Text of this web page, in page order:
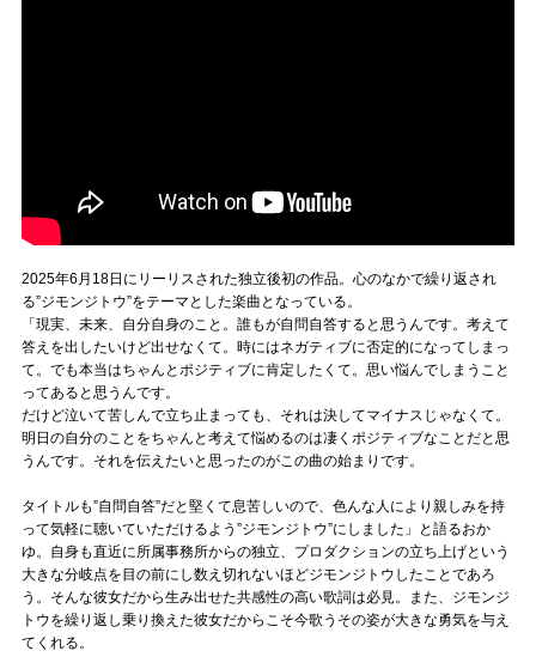
2025年6月18日にリーリスされた独立後初の作品。心のなかで繰り返され
る”ジモンジトウ”をテーマとした楽曲となっている。
「現実、未来、自分自身のこと。誰もが自問自答すると思うんです。考えて
答えを出したいけど出せなくて。時にはネガティブに否定的になってしまっ
て。でも本当はちゃんとポジティブに肯定したくて。思い悩んでしまうこと
ってあると思うんです。
だけど泣いて苦しんで立ち止まっても、それは決してマイナスじゃなくて。
明日の自分のことをちゃんと考えて悩めるのは凄くポジティブなことだと思
うんです。それを伝えたいと思ったのがこの曲の始まりです。
タイトルも”自問自答”だと堅くて息苦しいので、色んな人により親しみを持
って気軽に聴いていただけるよう”ジモンジトウ”にしました」と語るおか
ゆ。自身も直近に所属事務所からの独立、プロダクションの立ち上げという
大きな分岐点を目の前にし数え切れないほどジモンジトウしたことであろ
う。そんな彼女だから生み出せた共感性の高い歌詞は必見。また、ジモンジ
トウを繰り返し乗り換えた彼女だからこそ今歌うその姿が大きな勇気を与え
てくれる。